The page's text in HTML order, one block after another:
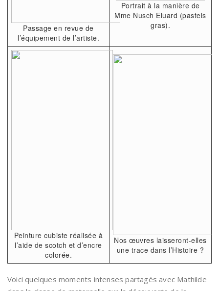
Passage en revue de
l’équipement de l’artiste.
Portrait à la manière de
Mme Nusch Eluard (pastels
gras).
Peinture cubiste réalisée à
l’aide de scotch et d’encre
colorée.
Nos œuvres laisseront-elles
une trace dans l’Histoire ?
Voici quelques moments intenses partagés avec Mathilde